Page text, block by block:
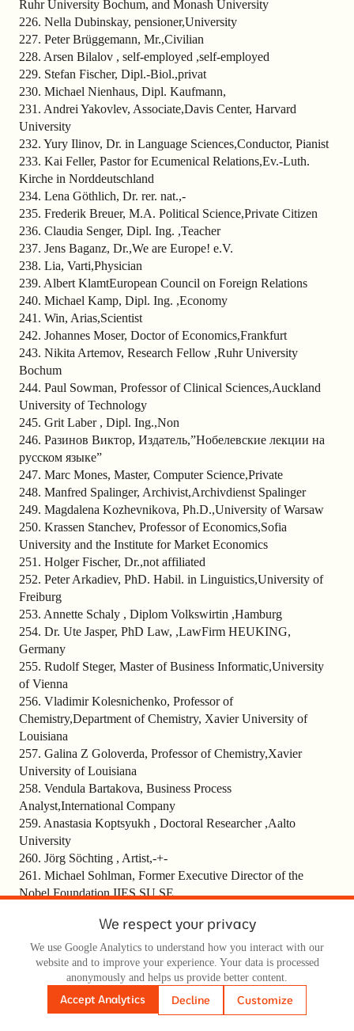
Ruhr University Bochum, and Monash University
226. Nella Dubinskay, pensioner,University
227. Peter Brüggemann, Mr.,Civilian
228. Arsen Bilalov , self-employed ,self-employed
229. Stefan Fischer, Dipl.-Biol.,privat
230. Michael Nienhaus, Dipl. Kaufmann,
231. Andrei Yakovlev, Associate,Davis Center, Harvard
University
232. Yury Ilinov, Dr. in Language Sciences,Conductor, Pianist
233. Kai Feller, Pastor for Ecumenical Relations,Ev.-Luth.
Kirche in Norddeutschland
234. Lena Göthlich, Dr. rer. nat.,-
235. Frederik Breuer, M.A. Political Science,Private Citizen
236. Claudia Senger, Dipl. Ing. ,Teacher
237. Jens Baganz, Dr.,We are Europe! e.V.
238. Lia, Varti,Physician
239. Albert KlamtEuropean Council on Foreign Relations
240. Michael Kamp, Dipl. Ing. ,Economy
241. Win, Arias,Scientist
242. Johannes Moser, Doctor of Economics,Frankfurt
243. Nikita Artemov, Research Fellow ,Ruhr University
Bochum
244. Paul Sowman, Professor of Clinical Sciences,Auckland
University of Technology
245. Grit Laber , Dipl. Ing.,Non
246. Разинов Виктор, Издатель,”Нобелевские лекции на
русском языке”
247. Marc Mones, Master, Computer Science,Private
248. Manfred Spalinger, Archivist,Archivdienst Spalinger
249. Magdalena Kozhevnikova, Ph.D.,University of Warsaw
250. Krassen Stanchev, Professor of Economics,Sofia
University and the Institute for Market Economics
251. Holger Fischer, Dr.,not affiliated
252. Peter Arkadiev, PhD. Habil. in Linguistics,University of
Freiburg
253. Annette Schaly , Diplom Volkswirtin ,Hamburg
254. Dr. Ute Jasper, PhD Law, ,LawFirm HEUKING,
Germany
255. Rudolf Steger, Master of Business Informatic,University
of Vienna
256. Vladimir Kolesnichenko, Professor of
Chemistry,Department of Chemistry, Xavier University of
Louisiana
257. Galina Z Goloverda, Professor of Chemistry,Xavier
University of Louisiana
258. Vendula Bartakova, Business Process
Analyst,International Company
259. Anastasia Koptsyukh , Doctoral Researcher ,Aalto
University
260. Jörg Söchting , Artist,-+-
261. Michael Sohlman, Former Executive Director of the
Nobel Foundation,IIES.SU.SE
263. Christian Stegmann , Professor of Physics, Director for
Astroparticle Physics,University Potsdam, DESY
264. Alexander Gabovich, Doctor of Physics,Institute of
Physics, Kyiv
265. Thomas Mueller, Professor of Chemistry,Institute of
Chemistry, Carl von Ossietzky University Oldenburg
We respect your privacy
We use Google Analytics to understand how you interact with our
website and to improve your experience. Your data is processed
anonymously and helps us provide better content.
Accept Analytics Decline Customize